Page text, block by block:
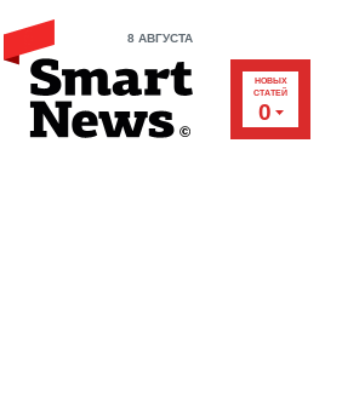
8 АВГУСТА
НОВЫХ
СТАТЕЙ
0